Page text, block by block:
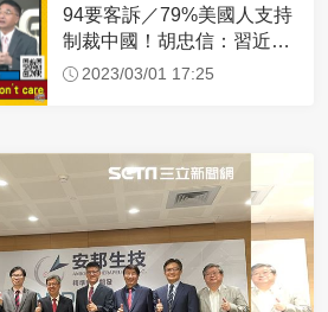
94要客訴／79%美國人支持
制裁中國！胡忠信：習近平
沒信心成功侵台
2023/03/01 17:25